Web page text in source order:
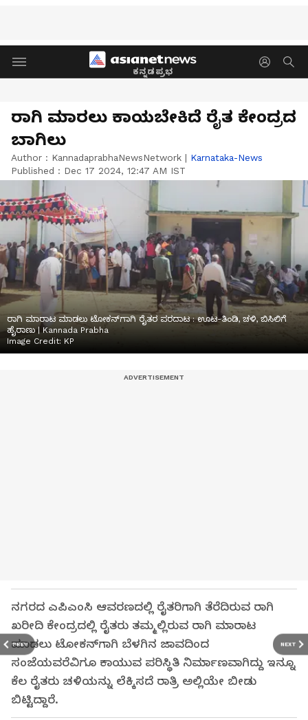
ಕನ್ನಡಪ್ರಭ
PREV NEXT
ರಾಗಿ ಮಾರಲು ಕಾಯಬೇಕಿದೆ ರೈತ ಕೇಂದ್ರದ
ಬಾಗಿಲು
Author : KannadaprabhaNewsNetwork | Karnataka-News
Published : Dec 17 2024, 12:47 AM IST
ರಾಗಿ ಮಾರಾಟ ಮಾಡಲು ಟೋಕನ್‌ಗಾಗಿ ರೈತರ ಪರದಾಟ : ಊಟ-ತಿಂಡಿ, ಚಳಿ, ಬಿಸಿಲಿಗೆ
ಹೈರಾಣು | Kannada Prabha
Image Credit: KP
ನಗರದ ಎಪಿಎಂಸಿ ಆವರಣದಲ್ಲಿ ರೈತರಿಗಾಗಿ ತೆರೆದಿರುವ ರಾಗಿ
ಖರೀದಿ ಕೇಂದ್ರದಲ್ಲಿ ರೈತರು ತಮ್ಮಲ್ಲಿರುವ ರಾಗಿ ಮಾರಾಟ
ಮಾಡಲು ಟೋಕನ್‌ಗಾಗಿ ಬೆಳಗಿನ ಜಾವದಿಂದ
ಸಂಜೆಯವರೆವಿಗೂ ಕಾಯುವ ಪರಿಸ್ಥಿತಿ ನಿರ್ಮಾಣವಾಗಿದ್ದು ಇನ್ನೂ
ಕೆಲ ರೈತರು ಚಳಿಯನ್ನು ಲೆಕ್ಕಿಸದೆ ರಾತ್ರಿ ಅಲ್ಲಿಯೇ ಬೀಡು
ಬಿಟ್ಟಿದ್ದಾರೆ.